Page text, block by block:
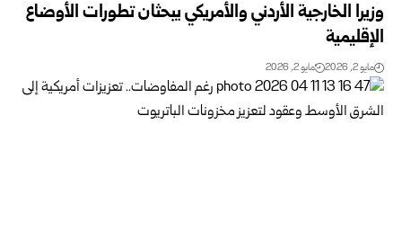
وزيرا الخارجية الأردني والأمريكي يبحثان تطورات الأوضاع
الإقليمية
مايو 2, 2026 مايو 2, 2026